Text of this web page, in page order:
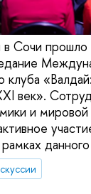
в Сочи
клуба
век».
и